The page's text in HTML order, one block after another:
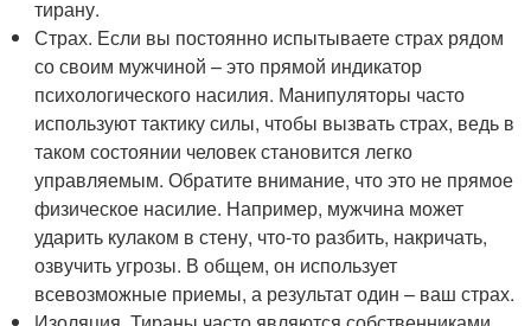
тирану.
Страх. Если вы постоянно испытываете страх рядом
со своим мужчиной – это прямой индикатор
психологического насилия. Манипуляторы часто
используют тактику силы, чтобы вызвать страх, ведь в
таком состоянии человек становится легко
управляемым. Обратите внимание, что это не прямое
физическое насилие. Например, мужчина может
ударить кулаком в стену, что-то разбить, накричать,
озвучить угрозы. В общем, он использует
всевозможные приемы, а результат один – ваш страх.